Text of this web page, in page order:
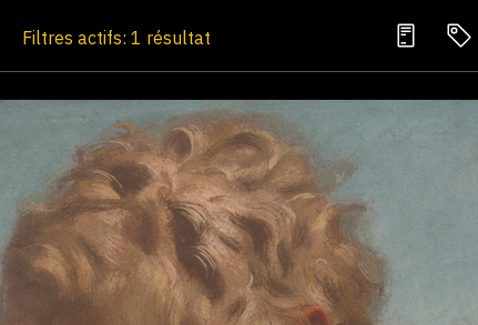
Filtres actifs: 1 résultat